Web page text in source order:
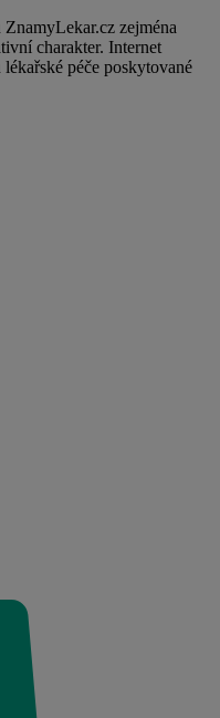
zejména
charakter. Internet
péče poskytované